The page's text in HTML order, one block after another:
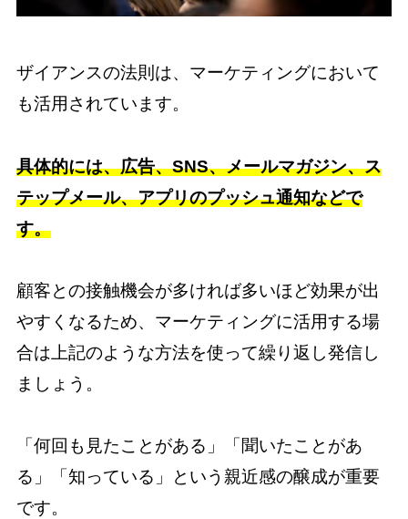
ザイアンスの法則は、マーケティングにおいて
も活用されています。
具体的には、広告、SNS、メールマガジン、ス
テップメール、アプリのプッシュ通知などで
す。
顧客との接触機会が多ければ多いほど効果が出
やすくなるため、マーケティングに活用する場
合は上記のような方法を使って繰り返し発信し
ましょう。
「何回も見たことがある」「聞いたことがあ
る」「知っている」という親近感の醸成が重要
です。